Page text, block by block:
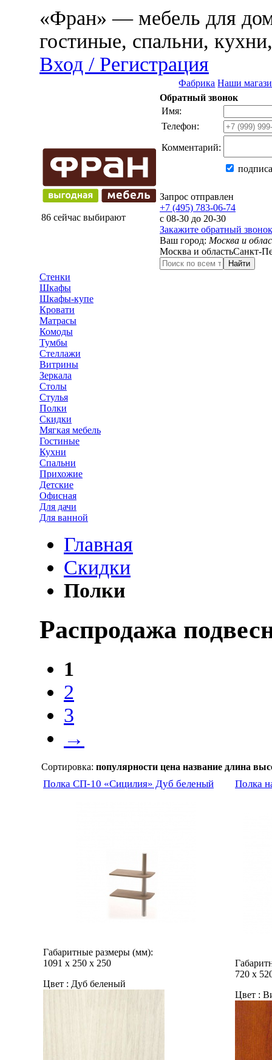
«Фран» — мебель для
гостиные, спальни,
Вход / Регистрация
Фабрика Наши
86 сейчас выбирают
Обратный звонок
Имя:
Телефон:
Комментарий:
Запрос отправлен
+7 (495) 783-06-74
с 08-30 до 20-30
Закажите обратный звонок
Ваш город: Москва и
Москва и областьСанкт-
Найти
Стенки
Шкафы
Шкафы-купе
Кровати
Матрасы
Комоды
Тумбы
Стеллажи
Витрины
Зеркала
Столы
Стулья
Полки
Скидки
Мягкая мебель
Гостиные
Кухни
Спальни
Прихожие
Детские
Офисная
Для дачи
Для ванной
Главная
Скидки
Полки
Распродажа
1
2
3
→
Сортировка: популярности цена название длина
Полка СП-10 «Сицилия» Дуб беленый
Габаритные размеры (мм):
1091 х 250 х 250
Цвет : Дуб беленый
Полка
720 х
Цвет :